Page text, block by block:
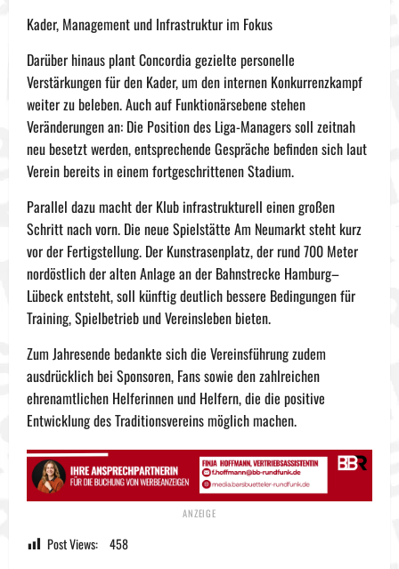
Kader, Management und Infrastruktur im Fokus
Darüber hinaus plant Concordia gezielte personelle
Verstärkungen für den Kader, um den internen Konkurrenzkampf
weiter zu beleben. Auch auf Funktionärsebene stehen
Veränderungen an: Die Position des Liga-Managers soll zeitnah
neu besetzt werden, entsprechende Gespräche befinden sich laut
Verein bereits in einem fortgeschrittenen Stadium.
Parallel dazu macht der Klub infrastrukturell einen großen
Schritt nach vorn. Die neue Spielstätte Am Neumarkt steht kurz
vor der Fertigstellung. Der Kunstrasenplatz, der rund 700 Meter
nordöstlich der alten Anlage an der Bahnstrecke Hamburg–
Lübeck entsteht, soll künftig deutlich bessere Bedingungen für
Training, Spielbetrieb und Vereinsleben bieten.
Zum Jahresende bedankte sich die Vereinsführung zudem
ausdrücklich bei Sponsoren, Fans sowie den zahlreichen
ehrenamtlichen Helferinnen und Helfern, die die positive
Entwicklung des Traditionsvereins möglich machen.
Post Views: 458